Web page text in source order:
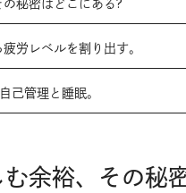
労レベルを割り出す。
己管理と睡眠。
余裕、その秘